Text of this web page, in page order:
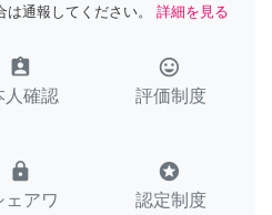
は通報してください。
詳細を見る
assignment_ind
人確認
tag_faces
評価制度
lock
ェアワ
stars
認定制度